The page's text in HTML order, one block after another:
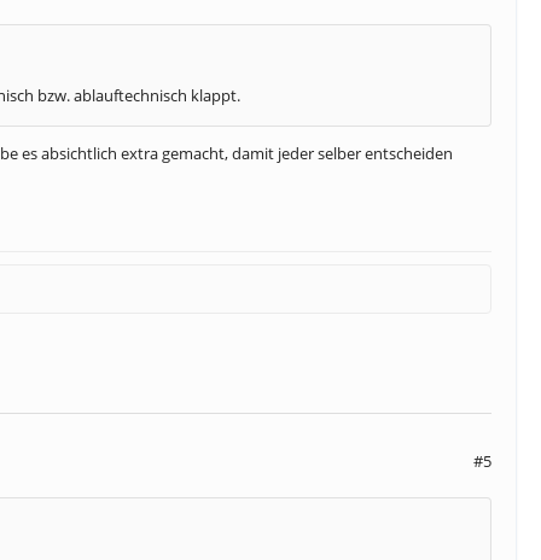
bzw. ablauftechnisch klappt.
es absichtlich extra gemacht, damit jeder selber entscheiden
#5